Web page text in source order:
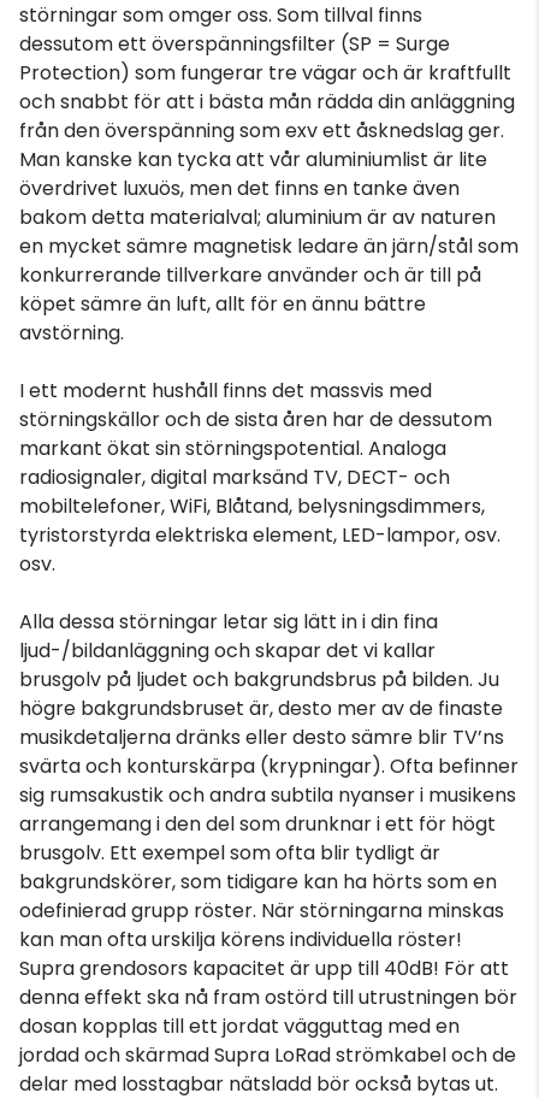
störningar som omger oss. Som tillval finns
dessutom ett överspänningsfilter (SP = Surge
Protection) som fungerar tre vägar och är kraftfullt
och snabbt för att i bästa mån rädda din anläggning
från den överspänning som exv ett åsknedslag ger.
Man kanske kan tycka att vår aluminiumlist är lite
överdrivet luxuös, men det finns en tanke även
bakom detta materialval; aluminium är av naturen
en mycket sämre magnetisk ledare än järn/stål som
konkurrerande tillverkare använder och är till på
köpet sämre än luft, allt för en ännu bättre
avstörning.
I ett modernt hushåll finns det massvis med
störningskällor och de sista åren har de dessutom
markant ökat sin störningspotential. Analoga
radiosignaler, digital marksänd TV, DECT- och
mobiltelefoner, WiFi, Blåtand, belysningsdimmers,
tyristorstyrda elektriska element, LED-lampor, osv.
osv.
Alla dessa störningar letar sig lätt in i din fina
ljud-/bildanläggning och skapar det vi kallar
brusgolv på ljudet och bakgrundsbrus på bilden. Ju
högre bakgrundsbruset är, desto mer av de finaste
musikdetaljerna dränks eller desto sämre blir TV’ns
svärta och konturskärpa (krypningar). Ofta befinner
sig rumsakustik och andra subtila nyanser i musikens
arrangemang i den del som drunknar i ett för högt
brusgolv. Ett exempel som ofta blir tydligt är
bakgrundskörer, som tidigare kan ha hörts som en
odefinierad grupp röster. När störningarna minskas
kan man ofta urskilja körens individuella röster!
Supra grendosors kapacitet är upp till 40dB! För att
denna effekt ska nå fram ostörd till utrustningen bör
dosan kopplas till ett jordat vägguttag med en
jordad och skärmad Supra LoRad strömkabel och de
delar med losstagbar nätsladd bör också bytas ut.